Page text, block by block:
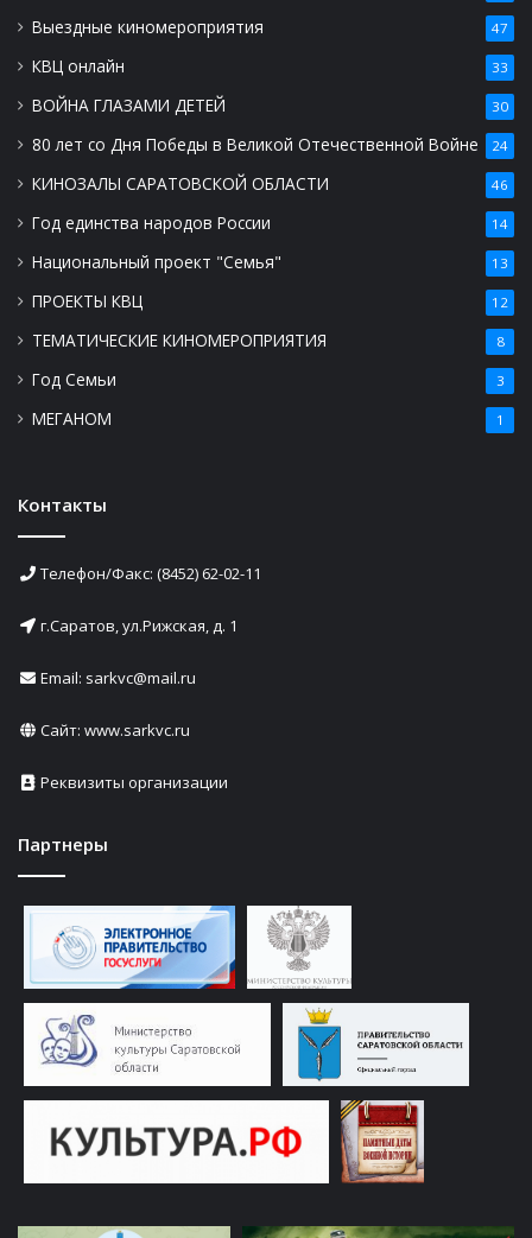
Выездные киномероприятия 47
КВЦ онлайн 33
ВОЙНА ГЛАЗАМИ ДЕТЕЙ 30
80 лет со Дня Победы в Великой Отечественной Войне 24
КИНОЗАЛЫ САРАТОВСКОЙ ОБЛАСТИ 46
Год единства народов России 14
Национальный проект "Семья" 13
ПРОЕКТЫ КВЦ 12
ТЕМАТИЧЕСКИЕ КИНОМЕРОПРИЯТИЯ 8
Год Семьи 3
МЕГАНОМ 1
Контакты
Телефон/Факс: (8452) 62-02-11
г.Саратов, ул.Рижская, д. 1
Email: sarkvc@mail.ru
Сайт: www.sarkvc.ru
Реквизиты организации
Партнеры